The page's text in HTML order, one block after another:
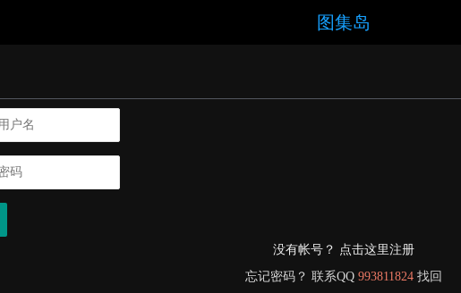
图集岛
没有帐号？ 点击这里注册
忘记密码？ 联系QQ 993811824 找回